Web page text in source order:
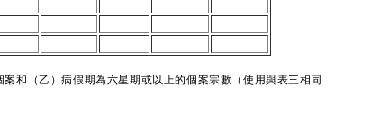
和（乙）病假期為六星期或以上的個案宗數（使用與表三相同